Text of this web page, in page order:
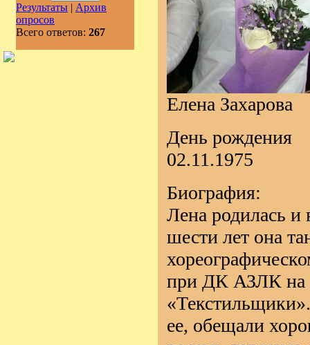
Результаты | Архив
опросов
Всего ответов: 267
Елена Захарова
День рождения
02.11.1975
Биография:
Лена родилась
шести лет она
при ДК АЗЛК на
ее, обещали